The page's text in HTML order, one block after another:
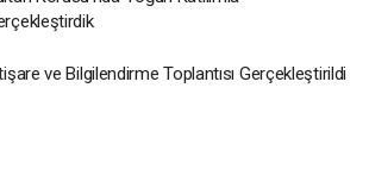
ve Bilgilendirme Toplantısı Gerçekleştirildi